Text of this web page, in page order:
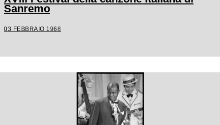
Sanremo
03 FEBBRAIO 1968